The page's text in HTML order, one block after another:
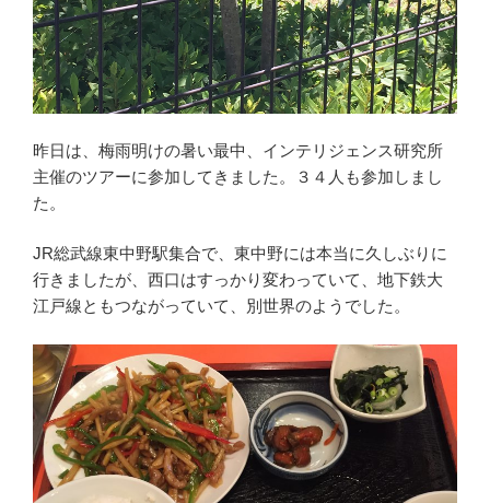
昨日は、梅雨明けの暑い最中、インテリジェンス研究所
主催のツアーに参加してきました。３４人も参加しまし
た。
JR総武線東中野駅集合で、東中野には本当に久しぶりに
行きましたが、西口はすっかり変わっていて、地下鉄大
江戸線ともつながっていて、別世界のようでした。